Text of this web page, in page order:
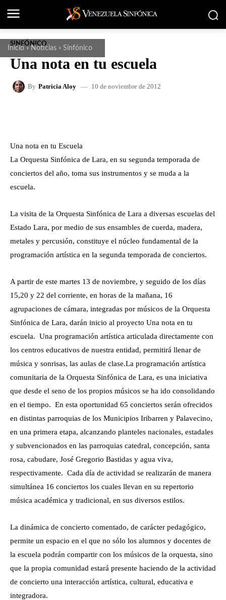
Inicio Noticias Sinfónico
SINFÓNICO
Una nota en tu escuela
By Patricia Aloy 10 de noviembre de 2012
Una nota en tu Escuela
La Orquesta Sinfónica de Lara, en su segunda temporada de
conciertos del año, toma sus instrumentos y se muda a la
escuela.
La visita de la Orquesta Sinfónica de Lara a diversas escuelas del
Estado Lara, por medio de sus ensambles de cuerda, madera,
metales y percusión, constituye el núcleo fundamental de la
programación artística en la segunda temporada de conciertos.
A partir de este martes 13 de noviembre, y seguido de los días
15,20 y 22 del corriente, en horas de la mañana, 16
agrupaciones de cámara, integradas por músicos de la Orquesta
Sinfónica de Lara, darán inicio al proyecto Una nota en tu
escuela. Una programación artística articulada directamente con
los centros educativos de nuestra entidad, permitirá llenar de
música y sonrisas, las aulas de clase.La programación artística
comunitaria de la Orquesta Sinfónica de Lara, es una iniciativa
que desde el seno de los propios músicos se ha ido consolidando
en el tiempo. En esta oportunidad 65 conciertos serán ofrecidos
en distintas parroquias de los Municipios Iribarren y Palavecino,
en una primera etapa, alcanzando planteles nacionales, estadales
y subvencionados en las parroquias catedral, concepción, santa
rosa, cabudare, José Gregorio Bastidas y agua viva,
respectivamente. Cada día de actividad se realizarán de manera
simultánea 16 conciertos los cuales llevan en su repertorio
música académica y tradicional, en sus diversos estilos.
La dinámica de concierto comentado, de carácter pedagógico,
permite un espacio en el que no sólo los alumnos y docentes de
la escuela podrán compartir con los músicos de la orquesta, sino
que la propia comunidad estará presente haciendo de la actividad
de concierto una interacción artística, cultural, educativa e
integradora.